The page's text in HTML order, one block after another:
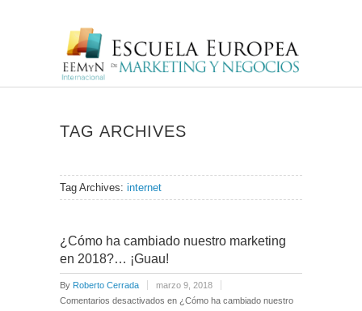
TAG ARCHIVES
Tag Archives: internet
¿Cómo ha cambiado nuestro marketing
en 2018?… ¡Guau!
By Roberto Cerrada
marzo 9, 2018
Comentarios desactivados en ¿Cómo ha cambiado nuestro